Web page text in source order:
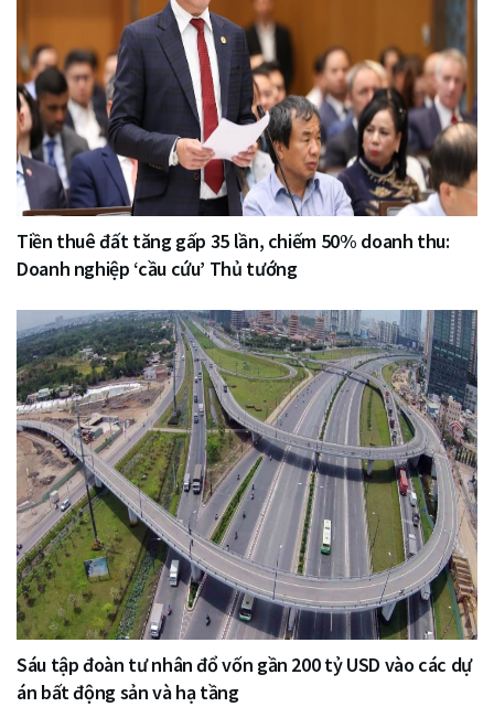
Tiền thuê đất tăng gấp 35 lần, chiếm 50% doanh thu:
Doanh nghiệp ‘cầu cứu’ Thủ tướng
Sáu tập đoàn tư nhân đổ vốn gần 200 tỷ USD vào các dự
án bất động sản và hạ tầng